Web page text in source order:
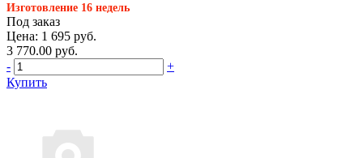
Изготовление 16 недель
Под заказ
Цена: 1 695 руб.
3 770.00 руб.
-
+
Купить